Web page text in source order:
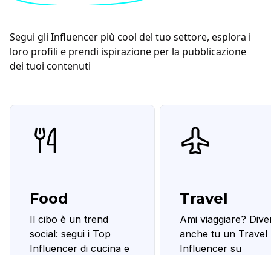
Segui gli Influencer più cool del tuo settore, esplora i
loro profili e prendi ispirazione per la pubblicazione
dei tuoi contenuti
Food
Il cibo è un trend
social: segui i Top
Influencer di cucina e
Travel
Ami viaggiare?
anche tu un Travel
Influencer su